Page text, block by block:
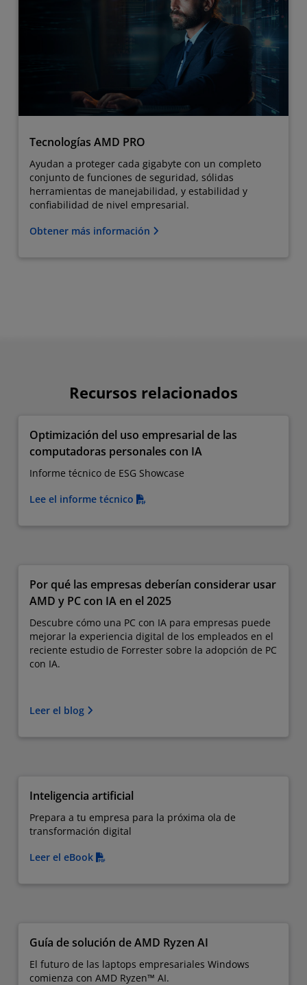
Tecnologías AMD PRO
Ayudan a proteger cada gigabyte con un completo
conjunto de funciones de seguridad, sólidas
herramientas de manejabilidad, y estabilidad y
confiabilidad de nivel empresarial.
Obtener más información
Recursos relacionados
Optimización del uso empresarial de las
computadoras personales con IA
Informe técnico de ESG Showcase
Lee el informe técnico
Por qué las empresas deberían considerar usar
AMD y PC con IA en el 2025
Descubre cómo una PC con IA para empresas puede
mejorar la experiencia digital de los empleados en el
reciente estudio de Forrester sobre la adopción de PC
con IA.
Leer el blog
Inteligencia artificial
Prepara a tu empresa para la próxima ola de
transformación digital
Leer el eBook
Guía de solución de AMD Ryzen AI
El futuro de las laptops empresariales Windows
comienza con AMD Ryzen™ AI.